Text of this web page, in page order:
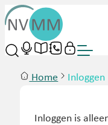
Home Inloggen
Inloggen is